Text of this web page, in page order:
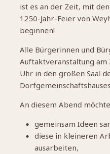
ist es an der Zeit, mit
1250-Jahr-Feier von
beginnen!
Alle Bürgerinnen und
Auftaktveranstaltung am
Uhr in den großen Saal
An diesem Abend
gemeinsam Ideen
diese in kleineren
ausarbeiten,